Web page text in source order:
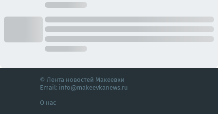
© Лента новостей Макеевки
Email: info@makeevkanews.ru
О нас